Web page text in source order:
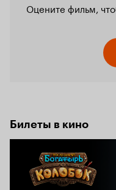
Оцените фильм,
Билеты в кино